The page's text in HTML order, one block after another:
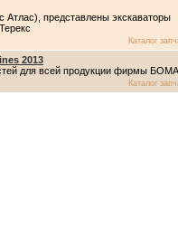
Атлас), представлены экскаваторы
Каталог
2013
для всей продукции фирмы
Каталог